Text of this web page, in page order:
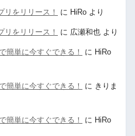
リをリリース！ に HiRo より
リをリリース！ に 広瀬和也 より
簡単に今すぐできる！ に HiRo
簡単に今すぐできる！ に きりま
簡単に今すぐできる！ に HiRo